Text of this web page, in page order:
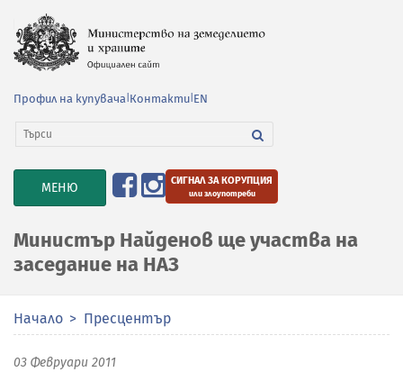
Профил на купувача Контакти EN
TOGGLE
NAVIGATION
МЕНЮ СИГНАЛ ЗА КОРУПЦИЯ
или злоупотреби
Министър Найденов ще участва на
заседание на НАЗ
Начало Пресцентър
03 Февруари 2011